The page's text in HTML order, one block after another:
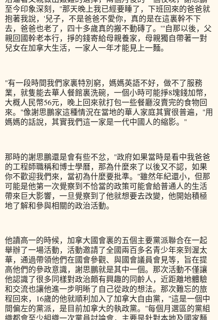
至今印象深刻，"那天晚上我已經要睡了，下班回來的爸爸就
抱著我說，'兒子，不是爸爸不愛你，真的是在這裏幹不下
去，爸爸也老了，四十多歲真的搬不動磚了。'"自那以後，父
親回國幹老本行，掙的錢寄給母親養家，母親獨自帶著一對
兒女在加拿大生活，一家人一年才能見上一麵。
"有一段時間我們家裏特別窮，媽媽英語不好，做不了服務
業，就隻能去華人餐館裏洗碗，一個小時可能掙8塊錢加幣，
大概人民幣56元，晚上回來就打包一些餐廳沒賣完的食物回
來。"像謝思鵬家這種情況在當地的華人家庭其實很普遍，"用
媽媽的話說，其實我們這一家是一代中國人的縮影。"
那時的謝思鵬還是會有些不忿，"政府如果當時是看中我爸爸
的工程師職稱和博士學曆，那為什麼來了以後又不認，如果
你不歡迎我們來，當初為什麼要批準。"雖然年紀還小，但那
可能是他第一次覺察到不恰當的政策可能會給普通人的生活
帶來巨大影響，一旦覺察到了他就想要去改變，他開始積極
地了解和參與相關的政治活動。
他讀高一的時候，加拿大國會裏的五個主要黨派聯合在一起
舉辦了一場活動，活動邀請了全國兩百多名青少年來到渥太
華，通過帶領他們在國會參觀、與國會議員會見等，旨在提
高他們的參政意識，謝思鵬就是其中一個。那次活動不僅讓
他認識了很多同樣對政治頗有興趣的同齡人，近距離地體驗
和交流也讓他進一步明晰了自己從政的想法。那次難忘的旅
程回來，16歲的他就順利加入了加拿大自由黨，"這是一個中
間偏左的黨派，是目前加拿大的執政黨。"每個月選區的黨組
織都會至少組織一次黨員討論會，主要是針對本地及國家麵